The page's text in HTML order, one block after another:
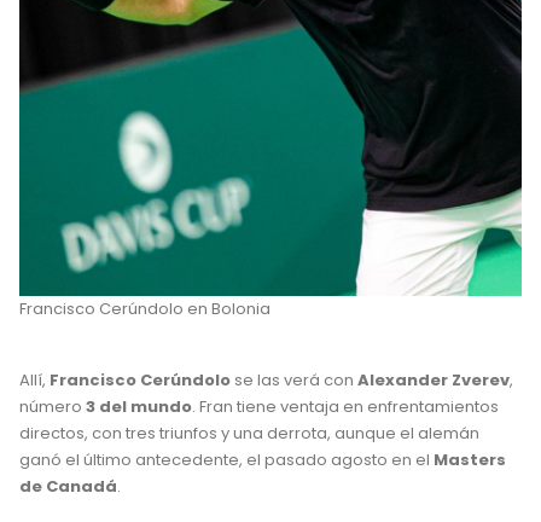
Francisco Cerúndolo en Bolonia
Allí, Francisco Cerúndolo se las verá con Alexander Zverev,
número 3 del mundo. Fran tiene ventaja en enfrentamientos
directos, con tres triunfos y una derrota, aunque el alemán
ganó el último antecedente, el pasado agosto en el Masters
de Canadá.